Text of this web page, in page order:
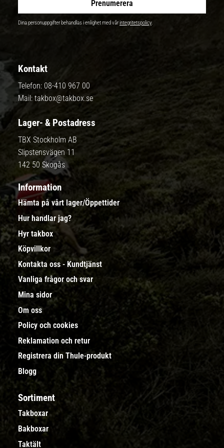
Prenumerera
Dina personuppgifter behandlas i enlighet med vårintegritetspolicy.
Kontakt
Telefon: 08-410 967 00
Mail: takbox@takbox.se
Lager- & Postadress
TBX Stockholm AB
Slipstensvägen 11
142 50 Skogås
Information
Hämta på vårt lager/Öppettider
Hur handlar jag?
Hyr takbox
Köpvillkor
Kontakta oss - Kundtjänst
Vanliga frågor och svar
Mina sidor
Om oss
Policy och cookies
Reklamation och retur
Registrera din Thule-produkt
Blogg
Sortiment
Takboxar
Bakboxar
Taktält